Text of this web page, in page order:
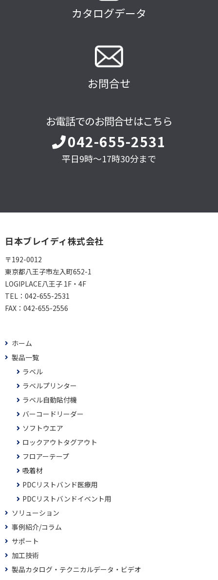
カタログデータ
お問合せ
お電話でのお問合せはこちら
042-655-2531
平日9時～17時30分まで
日本ブレイディ株式会社
〒192-0012
東京都八王子市左入町652-1
LOGIPLACE八王子 1F・4F
TEL： 042-655-2531
FAX： 042-655-2556
ホーム
製品一覧
ラベル
ラベルプリンター
ラベル自動貼付機
バーコードリーダー
ソフトウエア
ロックアウトタグアウト
フロアーテープ
吸着材
PDCリストバンド医療用
PDCリストバンドイベント用
ソリューション
事例紹介/コラム
サポート
加工技術
製品カタログ・テクニカルデータ・ビデオ